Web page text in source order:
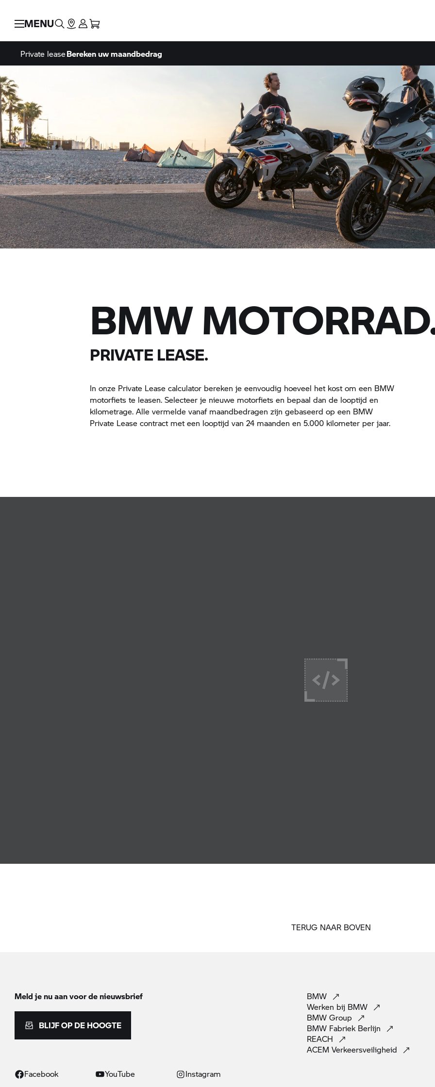
MENU
Private leaseBereken uw maandbedrag
BMW
PRIVATE LEASE.
In onze Private Lease calculator bereken je eenvoudig hoeveel het kost om een BMW
motorfiets te leasen. Selecteer je nieuwe motorfiets en bepaal dan de looptijd en
kilometrage. Alle vermelde vanaf maandbedragen zijn gebaseerd op een BMW
Private Lease contract met een looptijd van 24 maanden en 5.000 kilometer per jaar.
TERUG NAAR BOVEN
Meld je nu aan voor de nieuwsbrief
BLIJF OP DE HOOGTE
Facebook YouTube Instagram
BMW
Werken bij BMW
BMW Group
BMW Fabriek Berlijn
REACH
ACEM Verkeersveiligheid